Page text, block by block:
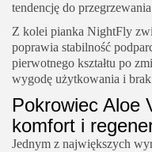
tendencję do
Z kolei pianka NightFly
poprawia stabilność
pierwotnego kształtu po
wygodę użytkowania i brak
Pokrowiec Aloe
komfort i
Jednym z największych